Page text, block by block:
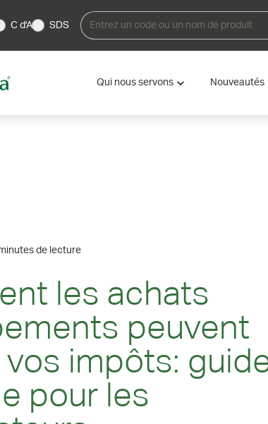
C d'A SDS
Qui nous servons Nouveautés
de lecture
les achats
peuvent
vos impôts:
pour les